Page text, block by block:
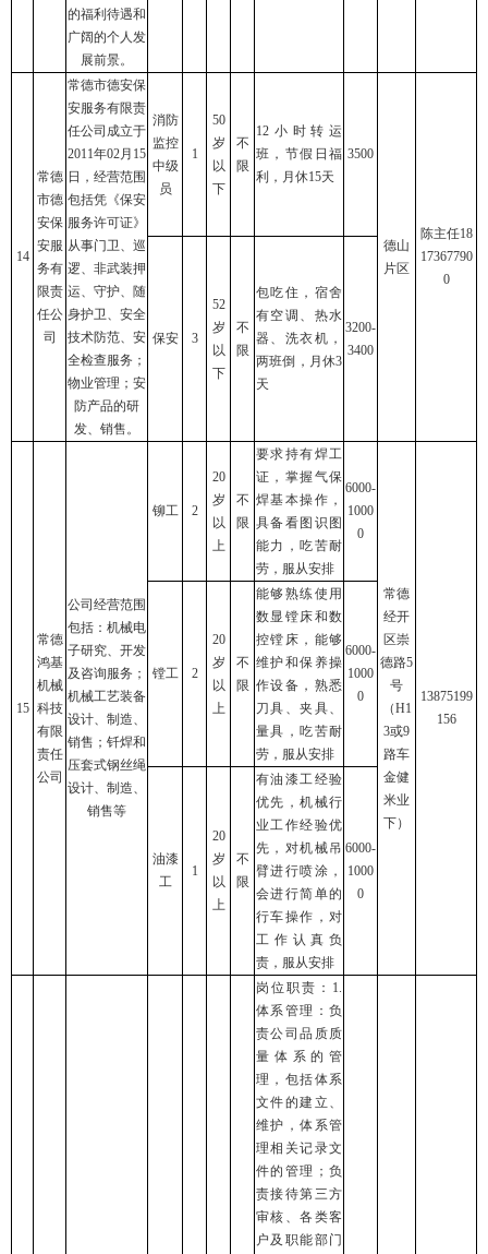
的福利待遇和
广阔的个人发
展前景。
14
常德
市德
安保
安服
务有
限责
任公
司
常德市德安保
安服务有限责
任公司成立于
2011年02月15
日，经营范围
包括凭《保安
服务许可证》
从事门卫、巡
逻、非武装押
运、守护、随
身护卫、安全
技术防范、安
全检查服务；
物业管理；安
防产品的研
发、销售。
消防
监控
中级
员
1
50
岁
以
下
不
限
12小时转运
班，节假日福
利，月休15天
3500
德山
片区
陈主任18
17367790
0
保安 3
52
岁
以
下
不
限
包吃住，宿舍
有空调、热水
器、洗衣机，
两班倒，月休3
天
3200-
3400
15
常德
鸿基
机械
科技
有限
责任
公司
公司经营范围
包括：机械电
子研究、开发
及咨询服务；
机械工艺装备
设计、制造、
销售；钎焊和
压套式钢丝绳
设计、制造、
销售等
铆工 2
20
岁
以
上
不
限
要求持有焊工
证，掌握气保
焊基本操作，
具备看图识图
能力，吃苦耐
劳，服从安排
6000-
1000
0
常德
经开
区崇
德路5
号
（H1
3或9
路车
金健
米业
下）
13875199
156
镗工 2
20
岁
以
上
不
限
能够熟练使用
数显镗床和数
控镗床，能够
维护和保养操
作设备，熟悉
刀具、夹具、
量具，吃苦耐
劳，服从安排
6000-
1000
0
油漆
工
1
20
岁
以
上
不
限
有油漆工经验
优先，机械行
业工作经验优
先，对机械吊
臂进行喷涂，
会进行简单的
行车操作，对
工作认真负
责，服从安排
6000-
1000
0
岗位职责：1.
体系管理：负
责公司品质质
量体系的管
理，包括体系
文件的建立、
维护，体系管
理相关记录文
件的管理；负
责接待第三方
审核、各类客
户及职能部门